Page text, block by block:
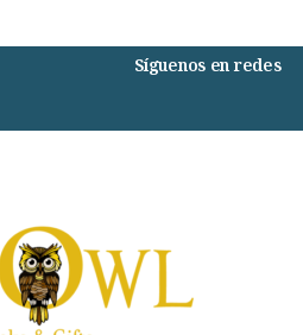
Síguenos en redes